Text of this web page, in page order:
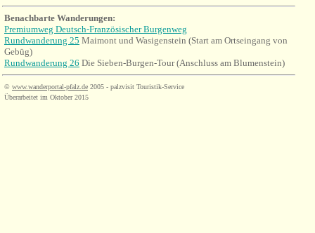
Benachbarte Wanderungen:
Premiumweg Deutsch-Französischer Burgenweg
Rundwanderung 25 Maimont und Wasigenstein (Start am Ortseingang von
Gebüg)
Rundwanderung 26 Die Sieben-Burgen-Tour (Anschluss am Blumenstein)
© www.wanderportal-pfalz.de 2005 - palzvisit Touristik-Service
Überarbeitet im Oktober 2015